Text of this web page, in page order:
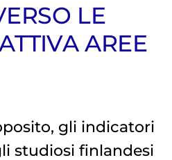
LE
AREE
gli indicatori
studiosi finlandesi